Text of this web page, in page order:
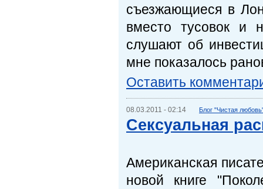
съезжающиеся в
вместо тусовок и
слушают об
мне показалось
Оставить
08.03.2011 - 02:14 Блог "Чистая
Сексуальная
Американская
новой книге